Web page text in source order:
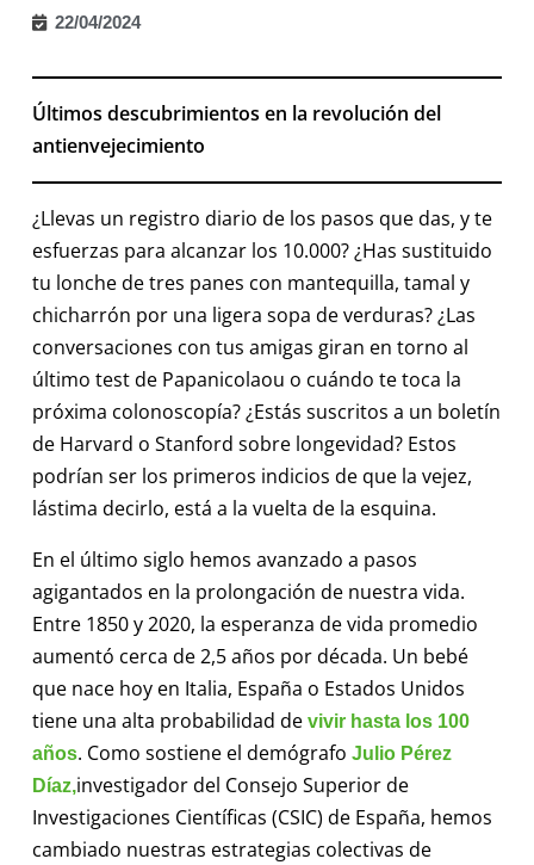
22/04/2024
Últimos descubrimientos en la revolución del
antienvejecimiento
¿Llevas un registro diario de los pasos que das, y te
esfuerzas para alcanzar los 10.000? ¿Has sustituido
tu lonche de tres panes con mantequilla, tamal y
chicharrón por una ligera sopa de verduras? ¿Las
conversaciones con tus amigas giran en torno al
último test de Papanicolaou o cuándo te toca la
próxima colonoscopía? ¿Estás suscritos a un boletín
de Harvard o Stanford sobre longevidad? Estos
podrían ser los primeros indicios de que la vejez,
lástima decirlo, está a la vuelta de la esquina.
En el último siglo hemos avanzado a pasos
agigantados en la prolongación de nuestra vida.
Entre 1850 y 2020, la esperanza de vida promedio
aumentó cerca de 2,5 años por década. Un bebé
que nace hoy en Italia, España o Estados Unidos
tiene una alta probabilidad de vivir hasta los 100
años. Como sostiene el demógrafo Julio Pérez
Díaz,investigador del Consejo Superior de
Investigaciones Científicas (CSIC) de España, hemos
cambiado nuestras estrategias colectivas de